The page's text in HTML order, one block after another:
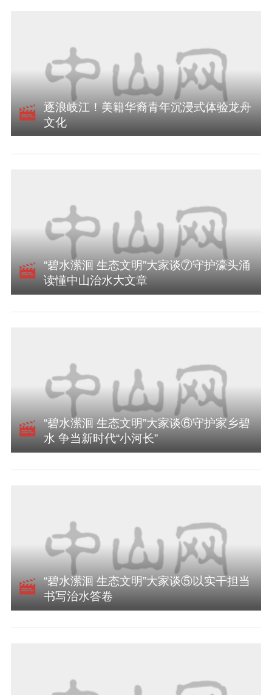
逐浪岐江！美籍华裔青年沉浸式体验龙舟
文化
“碧水潆洄 生态文明”大家谈⑦守护濠头涌
读懂中山治水大文章
“碧水潆洄 生态文明”大家谈⑥守护家乡碧
水 争当新时代“小河长”
“碧水潆洄 生态文明”大家谈⑤以实干担当
书写治水答卷